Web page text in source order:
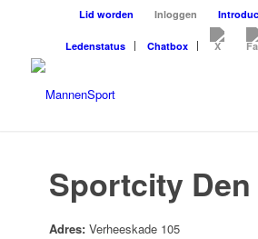
Lid worden Inloggen
Ledenstatus Chatbox
Sportcity Den
Adres:Verheeskade 105